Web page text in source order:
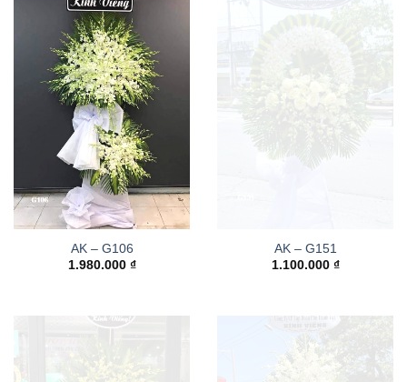
AK – G106
1.980.000 ₫
AK – G151
1.100.000 ₫